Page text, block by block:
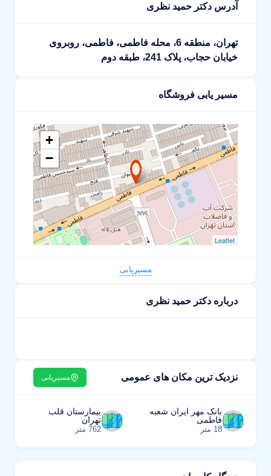
آدرس دکتر حمید نظری
تهران، منطقه 6، محله فاطمی، فاطمی، روبروی
خیابان حجاب، پلاک 241، طبقه دوم
مسیر یابی فروشگاه
+
−
Leaflet
مسیریابی
درباره دکتر حمید نظری
نزدیک ترین مکان های عمومی مسیریابی
بانک مهر ایران شعبه
فاطمی
18 متر
بیمارستان قلب
تهران
762 متر